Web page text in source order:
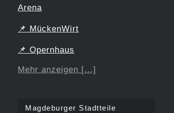
Arena
📌 MückenWirt
📌Opernhaus
Mehr anzeigen [...]
Magdeburger Stadtteile